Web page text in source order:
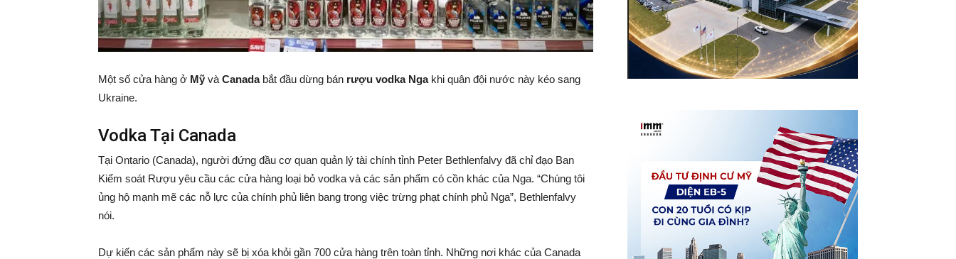
Một số cửa hàng ở Mỹ và Canadabắt đầu dừng bán rượu vodka Ngakhi quân đội nước này kéo sang
Ukraine.
Vodka Tại Canada
Tại Ontario (Canada), người đứng đầu cơ quan quản lý tài chính tỉnh Peter Bethlenfalvy đã chỉ đạo Ban
Kiểm soát Rượu yêu cầu các cửa hàng loại bỏ vodka và các sản phẩm có cồn khác của Nga. “Chúng tôi
ủng hộ mạnh mẽ các nỗ lực của chính phủ liên bang trong việc trừng phạt chính phủ Nga”, Bethlenfalvy
nói.
Dự kiến các sản phẩm này sẽ bị xóa khỏi gần 700 cửa hàng trên toàn tỉnh. Những nơi khác của Canada